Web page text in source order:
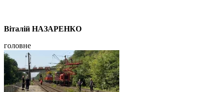
Віталій НАЗАРЕНКО
головне